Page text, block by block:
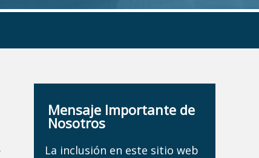
Mensaje Importante de
Nosotros
La inclusión en este sitio web